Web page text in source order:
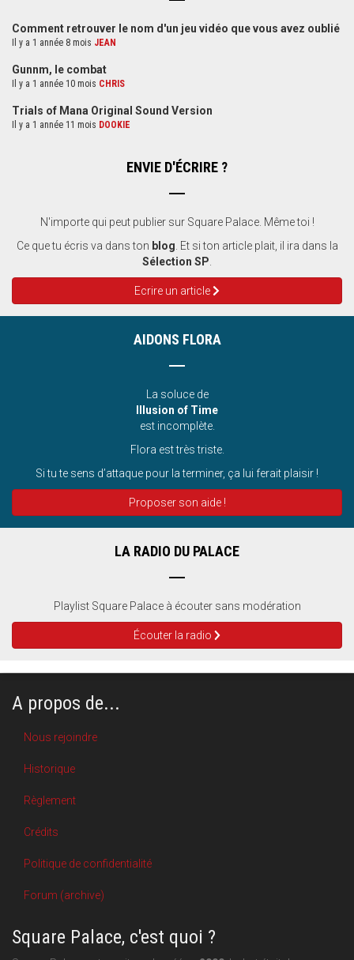
Comment retrouver le nom d'un jeu vidéo que vous avez oublié
Il y a 1 année 8 mois JEAN
Gunnm, le combat
Il y a 1 année 10 mois CHRIS
Trials of Mana Original Sound Version
Il y a 1 année 11 mois DOOKIE
ENVIE D'ÉCRIRE ?
N'importe qui peut publier sur Square Palace. Même toi !
Ce que tu écris va dans ton blog. Et si ton article plait, il ira dans la
Sélection SP.
Ecrire un article
AIDONS FLORA
La soluce de
Illusion of Time
est incomplète.
Flora est très triste.
Si tu te sens d’attaque pour la terminer, ça lui ferait plaisir !
Proposer son aide !
LA RADIO DU PALACE
Playlist Square Palace à écouter sans modération
Écouter la radio
A propos de...
Nous rejoindre
Historique
Règlement
Crédits
Politique de confidentialité
Forum (archive)
Square Palace, c'est quoi ?